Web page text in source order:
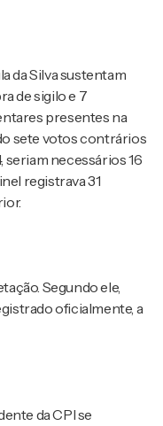
da Silva sustentam
de sigilo e 7
presentes na
sete votos contrários
seriam necessários 16
registrava 31
Segundo ele,
oficialmente, a
da CPI se